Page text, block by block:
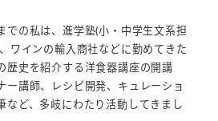
での私は、進学塾(小・中学生文系担
ワインの輸入商社などに勤めてきた
歴史を紹介する洋食器講座の開講
ー講師、レシピ開発、キュレーショ
など、多岐にわたり活動してきまし